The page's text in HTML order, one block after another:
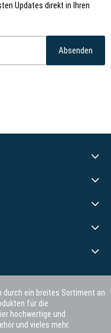
Updates direkt in Ihren
Absenden
durch ein breites Sortiment an
für die
hochwertige und
und vieles mehr.